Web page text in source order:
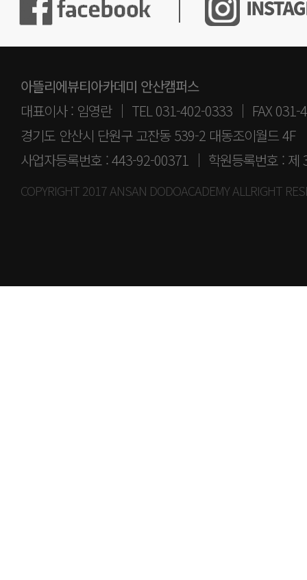
아뜰리에뷰티아카데미 안산캠퍼스
대표이사 : 임영란 │ TEL 031-402-0333 │ FAX 031-
경기도 안산시 단원구 고잔동 539-2 대동조이월드 4F
사업자등록번호 : 443-92-00371 │ 학원등록번호 : 제
COPYRIGHT 2017 ANSAN DODOACADEMY ALLRIGHT